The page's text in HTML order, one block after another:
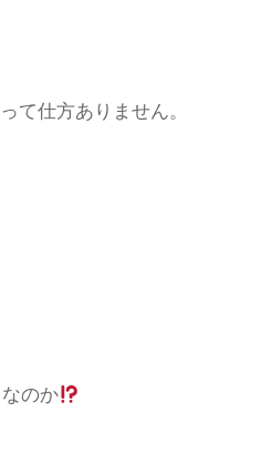
て仕方ありません。
のか